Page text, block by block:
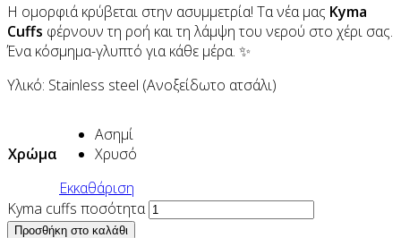
Η ομορφιά κρύβεται στην ασυμμετρία! Τα νέα μας Kyma
Cuffs φέρνουν τη ροή και τη λάμψη του νερού στο χέρι σας.
Ένα κόσμημα-γλυπτό για κάθε μέρα. ✨
Υλικό: Stainless steel (Ανοξείδωτο ατσάλι)
Χρώμα
Ασημί
Χρυσό
Εκκαθάριση
Kyma cuffs ποσότητα
Προσθήκη στο καλάθι